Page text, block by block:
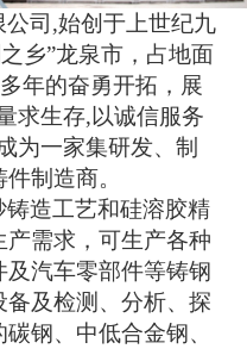
司,始创于上世纪九
乡”龙泉市，占地面
年的奋勇开拓，展
求生存,以诚信服务
为一家集研发、制
制造商。
造工艺和硅溶胶精
需求，可生产各种
汽车零部件等铸钢
及检测、分析、探
钢、中低合金钢、